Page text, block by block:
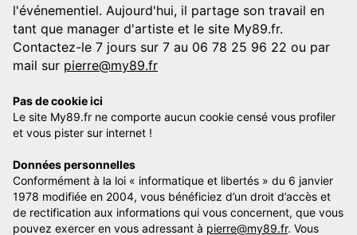
l'événementiel. Aujourd'hui, il partage son travail en
tant que manager d'artiste et le site My89.fr.
Contactez-le 7 jours sur 7 au 06 78 25 96 22 ou par
mail sur pierre@my89.fr
Pas de cookie ici
Le site My89.fr ne comporte aucun cookie censé vous profiler
et vous pister sur internet !
Données personnelles
Conformément à la loi « informatique et libertés » du 6 janvier
1978 modifiée en 2004, vous bénéficiez d’un droit d’accès et
de rectification aux informations qui vous concernent, que vous
pouvez exercer en vous adressant à pierre@my89.fr. Vous